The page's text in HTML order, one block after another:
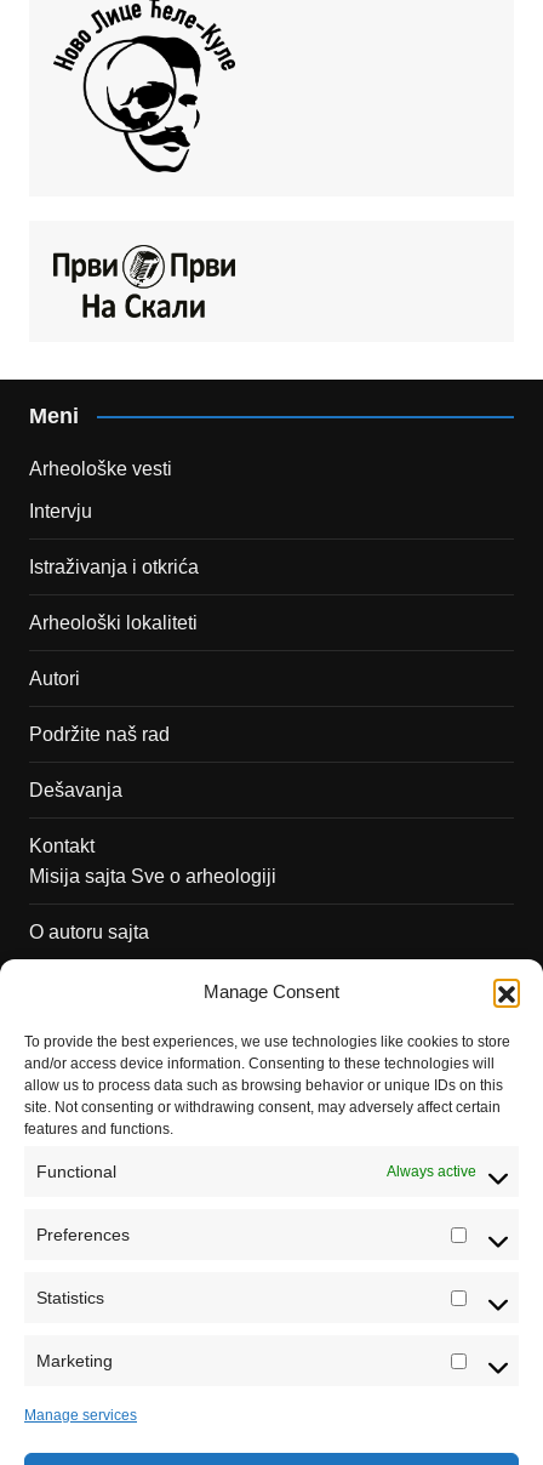
Manage Consent
To provide the best experiences, we use technologies like cookies to store
and/or access device information. Consenting to these technologies will
allow us to process data such as browsing behavior or unique IDs on this
site. Not consenting or withdrawing consent, may adversely affect certain
features and functions.
Functional Always active
Preferences
Statistics
Marketing
Manage services
srede u 12h saznajte najnovije vesti iz sveta
Meni
Arheološke vesti
Intervju
Istraživanja i otkrića
Arheološki lokaliteti
Autori
Podržite naš rad
Dešavanja
Kontakt
Misija sajta Sve o arheologiji
O autoru sajta
Saradnja